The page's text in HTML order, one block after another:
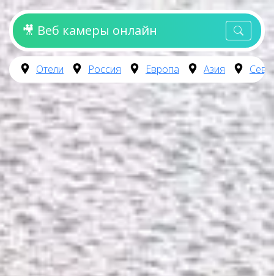
🎥 Веб камеры онлайн
Отели Россия Европа Азия